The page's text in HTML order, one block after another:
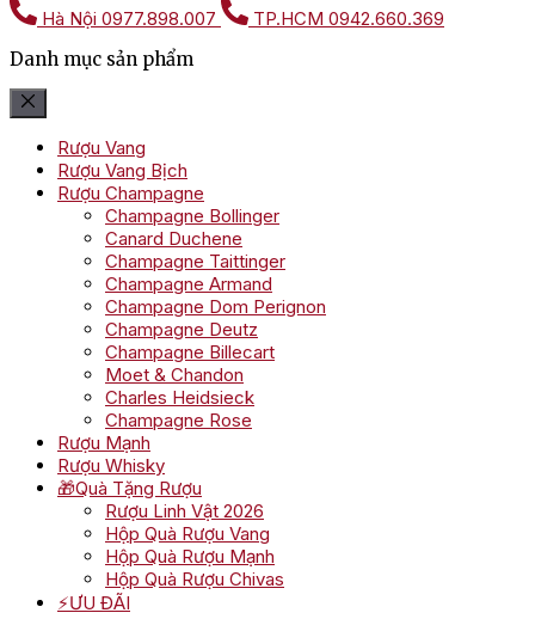
Hà Nội 0977.898.007 TP.HCM 0942.660.369
Danh mục sản phẩm
Rượu Vang
Rượu Vang Bịch
Rượu Champagne
Champagne Bollinger
Canard Duchene
Champagne Taittinger
Champagne Armand
Champagne Dom Perignon
Champagne Deutz
Champagne Billecart
Moet & Chandon
Charles Heidsieck
Champagne Rose
Rượu Mạnh
Rượu Whisky
🎁Quà Tặng Rượu
Rượu Linh Vật 2026
Hộp Quà Rượu Vang
Hộp Quà Rượu Mạnh
Hộp Quà Rượu Chivas
⚡ƯU ĐÃI